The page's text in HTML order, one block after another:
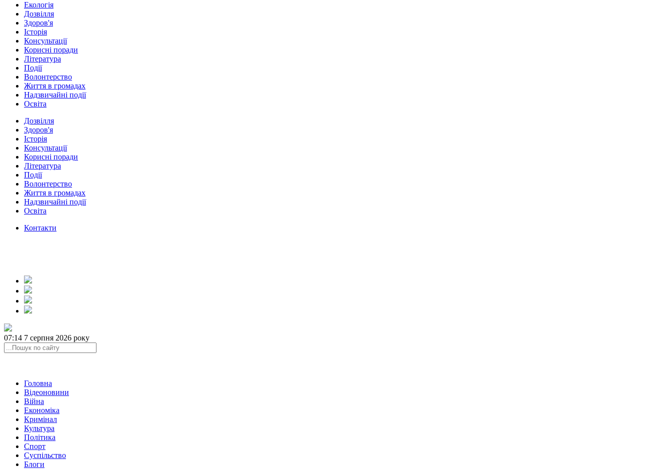
Екологія
Дозвілля
Здоров'я
Історія
Консультації
Корисні поради
Література
Події
Волонтерство
Життя в громадах
Надзвичайні події
Освіта
Дозвілля
Здоров'я
Історія
Консультації
Корисні поради
Література
Події
Волонтерство
Життя в громадах
Надзвичайні події
Освіта
Контакти
07:14 7 серпня 2026 року
Головна
Відеоновини
Війна
Економіка
Кримінал
Культура
Політика
Спорт
Суспільство
Блоги